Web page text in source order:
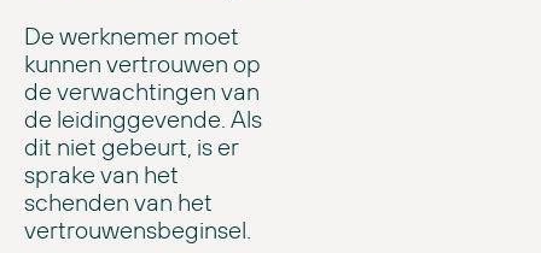
De werknemer moet
kunnen vertrouwen op
de verwachtingen van
de leidinggevende. Als
dit niet gebeurt, is er
sprake van het
schenden van het
vertrouwensbeginsel.